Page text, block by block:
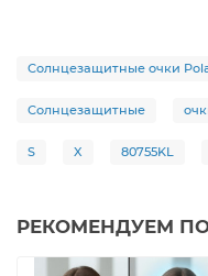
Солнцезащитные очки
Солнцезащитные
S X 80755KL
РЕКОМЕНДУЕМ